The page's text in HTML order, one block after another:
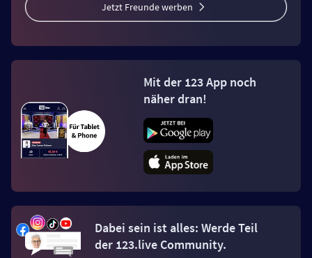
Jetzt Freunde werben
Mit der 123 App noch
näher dran!
Dabei sein ist alles: Werde Teil
der 123.live Community.